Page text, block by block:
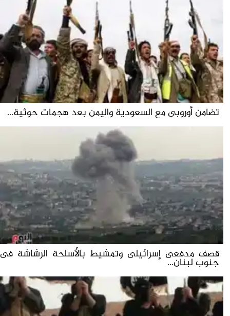
تضامن أوروبى مع السعودية واليمن بعد هجمات حوثية...
قصف مدفعى إسرائيلى وتمشيط بالأسلحة الرشاشة فى
جنوب لبنان...